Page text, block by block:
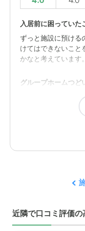
入居前に困っていた
ずっと施設に預ける
けてはできないこと
かなと考えています。
グループホームつど
やはり雰囲気です
た。スタッフさんの
職員・スタッフ・他
外観・内装・居室
介護医療サービスに
近隣で口コミ評価の